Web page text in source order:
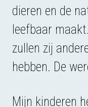
dieren en de
leefbaar
zullen zij
hebben. De
Mijn kinderen